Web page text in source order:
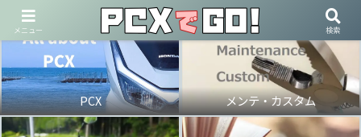
PCX メンテ・カスタム
メニュー 検索